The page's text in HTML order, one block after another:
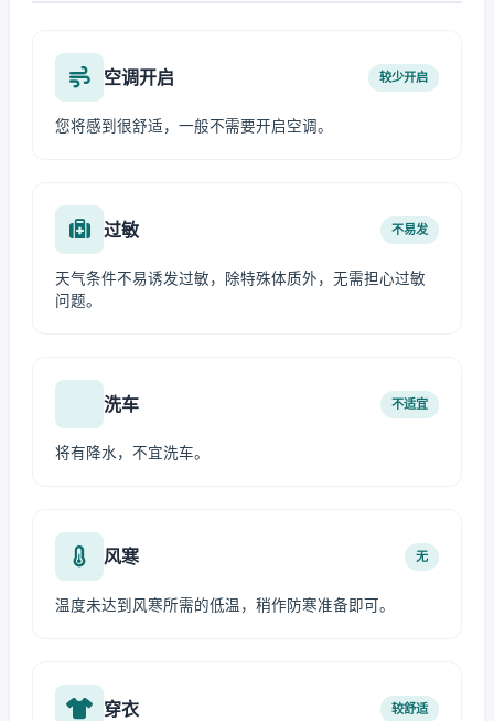
空调开启 较少开启
您将感到很舒适，一般不需要开启空调。
过敏 不易发
天气条件不易诱发过敏，除特殊体质外，无需担心过敏
问题。
洗车 不适宜
将有降水，不宜洗车。
风寒 无
温度未达到风寒所需的低温，稍作防寒准备即可。
穿衣 较舒适